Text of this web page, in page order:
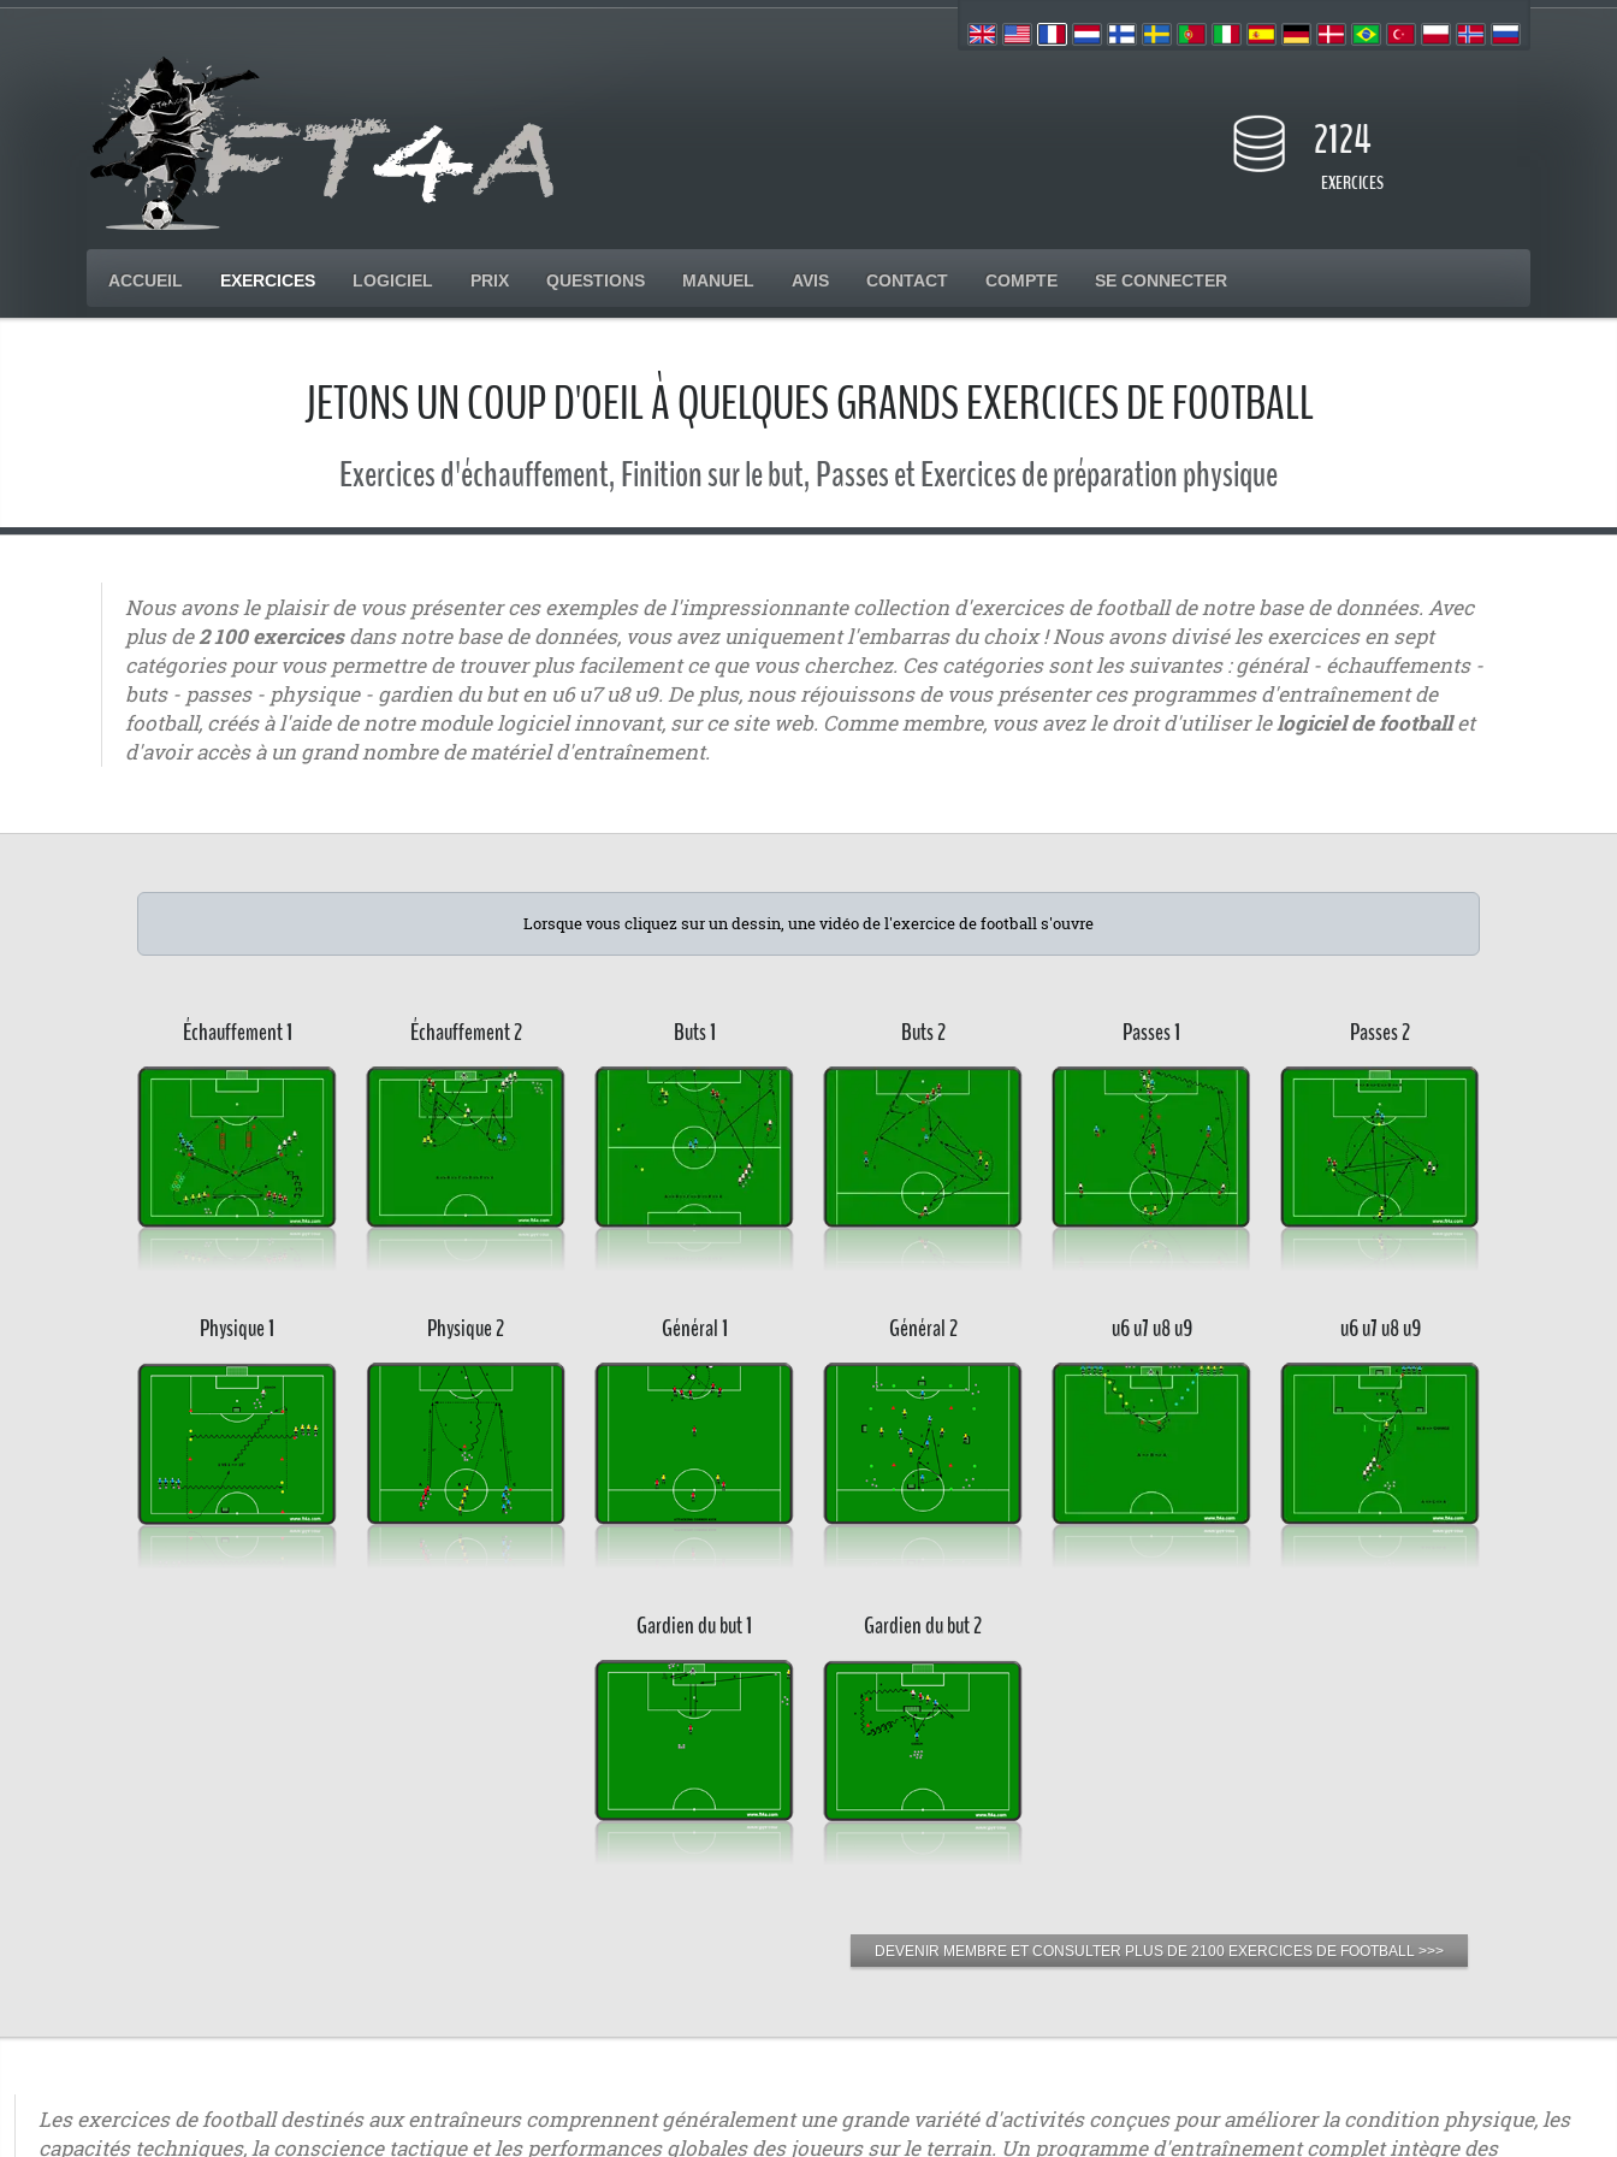
2124
EXERCICES
ACCUEIL EXERCICES LOGICIEL PRIX QUESTIONS MANUEL AVIS CONTACT COMPTE SE CONNECTER
JETONS UN COUP D'OEIL À QUELQUES GRANDS EXERCICES DE FOOTBALL
Exercices d'échauffement, Finition sur le but, Passes et Exercices de préparation physique
Nous avons le plaisir de vous présenter ces exemples de l'impressionnante collection d'exercices de football de notre base de données. Avec
plus de2 100 exercicesdans notre base de données, vous avez uniquement l'embarras du choix ! Nous avons divisé les exercices en sept
catégories pour vous permettre de trouver plus facilement ce que vous cherchez. Ces catégories sont les suivantes : général - échauffements -
buts - passes - physique - gardien du but en u6 u7 u8 u9. De plus, nous réjouissons de vous présenter ces programmes d'entraînement de
football, créés à l'aide de notre module logiciel innovant, sur ce site web. Comme membre, vous avez le droit d'utiliser lelogiciel de footballet
d'avoir accès à un grand nombre de matériel d'entraînement.
Lorsque vous cliquez sur un dessin, une vidéo de l'exercice de football s'ouvre
Échauffement 1 Échauffement 2 Buts 1 Buts 2 Passes 1 Passes 2
Physique 1 Physique 2 Général 1 Général 2 u6 u7 u8 u9 u6 u7 u8 u9
Gardien du but 1 Gardien du but 2
DEVENIR MEMBRE ET CONSULTER PLUS DE 2100 EXERCICES DE FOOTBALL >>>
Les exercices de football destinés aux entraîneurs comprennent généralement une grande variété d'activités conçues pour améliorer la condition physique, les
capacités techniques, la conscience tactique et les performances globales des joueurs sur le terrain. Un programme d'entraînement complet intègre des